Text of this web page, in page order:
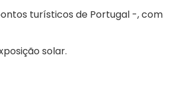
turísticos de Portugal -, com
solar.